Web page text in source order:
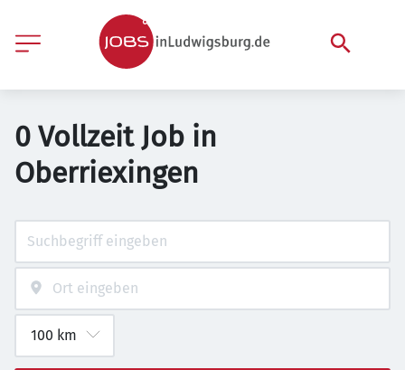
0 Vollzeit Job in
Oberriexingen